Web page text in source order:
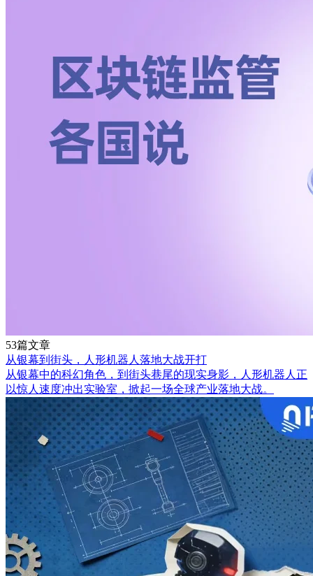
53篇文章
从银幕到街头，人形机器人落地大战开打
从银幕中的科幻角色，到街头巷尾的现实身影，人形机器人正
以惊人速度冲出实验室，掀起一场全球产业落地大战。